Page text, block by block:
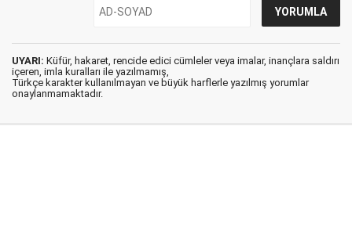
UYARI: Küfür, hakaret, rencide edici cümleler veya imalar, inançlara saldırı
içeren, imla kuralları ile yazılmamış,
Türkçe karakter kullanılmayan ve büyük harflerle yazılmış yorumlar
onaylanmamaktadır.